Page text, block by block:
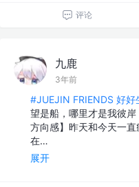
评论
九鹿
3年前
#JUEJIN FRIENDS 好好
望是船，哪里才是我彼
方向感】昨天和今天一
在…
展开